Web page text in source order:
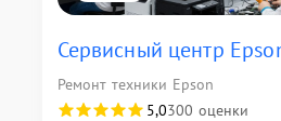
Сервисный центр
Ремонт техники Epson
5,0300 оценки